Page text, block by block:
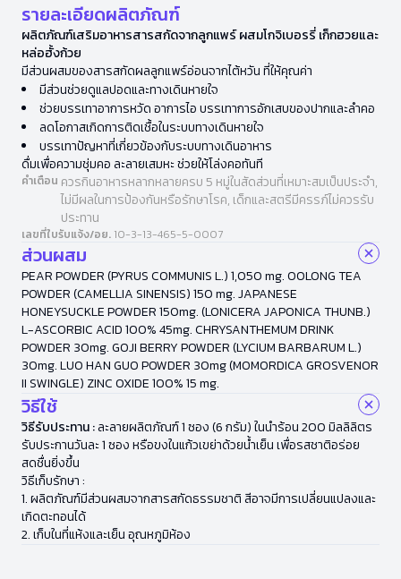
รายละเอียดผลิตภัณฑ์
ผลิตภัณฑ์เสริมอาหารสารสกัดจากลูกแพร์ ผสมโกจิเบอรรี่ เก็กฮวยและ
หล่อฮั้งก้วย
มีส่วนผสมของสารสกัดผลลูกแพร์อ่อนจากไต้หวัน ที่ให้คุณค่า
มีส่วนช่วยดูแลปอดและทางเดินหายใจ
ช่วยบรรเทาอาการหวัด อาการไอ บรรเทาการอักเสบของปากและลำคอ
ลดโอกาสเกิดการติดเชื้อในระบบทางเดินหายใจ
บรรเทาปัญหาที่เกี่ยวข้องกับระบบทางเดินอาหาร
ดื่มเพื่อความชุ่มคอ ละลายเสมหะ ช่วยให้โล่งคอทันที
คำเตือน ควรกินอาหารหลากหลายครบ 5 หมู่ในสัดส่วนที่เหมาะสมเป็นประจำ,
ไม่มีผลในการป้องกันหรือรักษาโรค, เด็กและสตรีมีครรภ์ไม่ควรรับ
ประทาน
เลขที่ใบรับแจ้ง/อย. 10-3-13-465-5-0007
ส่วนผสม
PEAR POWDER (PYRUS COMMUNIS L.) 1,050 mg. OOLONG TEA
POWDER (CAMELLIA SINENSIS) 150 mg. JAPANESE
HONEYSUCKLE POWDER 150mg. (LONICERA JAPONICA THUNB.)
L-ASCORBIC ACID 100% 45mg. CHRYSANTHEMUM DRINK
POWDER 30mg. GOJI BERRY POWDER (LYCIUM BARBARUM L.)
30mg. LUO HAN GUO POWDER 30mg (MOMORDICA GROSVENOR
II SWINGLE) ZINC OXIDE 100% 15 mg.
วิธีใช้
วิธีรับประทาน :ละลายผลิตภัณฑ์ 1 ซอง (6 กรัม) ในนำร้อน 200 มิลลิลิตร
รับประกานวันละ 1 ซอง หรือขงในแก้วเขย่าด้วยน้ำเย็น เพื่อรสชาติอร่อย
สดชื่นยิ่งขึ้น
วิธีเก็บรักษา :
1. ผลิตภัณฑ์มีส่วนผสมจากสารสกัดธรรมชาติ สีอาจมีการเปลี่ยนแปลงและ
เกิดตะทอนได้
2. เก็บในที่แห้งและเย็น อุณหภูมิห้อง